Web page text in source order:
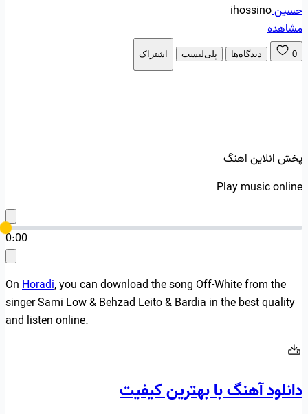
حسینihossino
مشاهده
0 دیدگاه‌ها پلی‌لیست اشتراک
پخش انلاین اهنگ
Play music online
0:00
OnHoradi, you can download the song Off-White from the
singer Sami Low & Behzad Leito & Bardia in the best quality
and listen online.
دانلود آهنگ با بهترین کیفیت